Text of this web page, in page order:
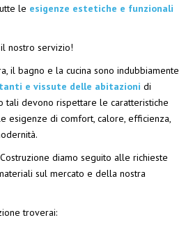
le esigenze estetiche e funzionali
nostro servizio!
il bagno e la cucina sono indubbiamente
e vissute delle abitazioni di
tali devono rispettare le caratteristiche
esigenze di comfort, calore, efficienza,
diamo seguito alle richieste
sul mercato e della nostra
troverai: